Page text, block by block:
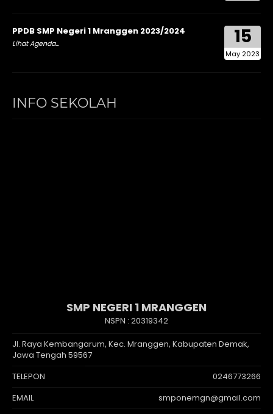
15
May 2023
PPDB SMP Negeri 1 Mranggen 2023/2024
Lihat Agenda...
INFO SEKOLAH
SMP NEGERI 1 MRANGGEN
NSPN : 20319342
Jl. Raya Kembangarum, Kec. Mranggen, Kabupaten Demak,
Jawa Tengah 59567
TELEPON
0246773266
EMAIL
smponemgn@gmail.com